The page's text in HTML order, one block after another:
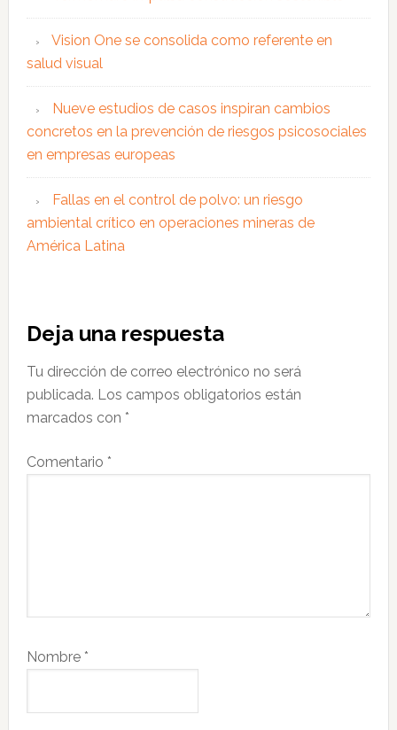
Vision One se consolida como referente en
salud visual
Nueve estudios de casos inspiran cambios
concretos en la prevención de riesgos psicosociales
en empresas europeas
Fallas en el control de polvo: un riesgo
ambiental crítico en operaciones mineras de
América Latina
Interacciones
con
los
lectores
Deja una respuesta
Tu dirección de correo electrónico no será
publicada. Los campos obligatorios están
marcados con *
Comentario *
Nombre *